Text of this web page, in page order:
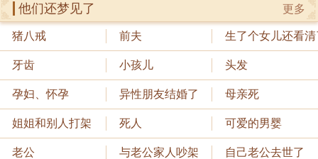
更多
他们还梦见了
猪八戒 前夫 生了个女儿还看
牙齿 小孩儿 头发
孕妇、怀孕 异性朋友结婚了 母亲死
姐姐和别人打架 死人 可爱的男婴
老公 与老公家人吵架 自己老公去世了